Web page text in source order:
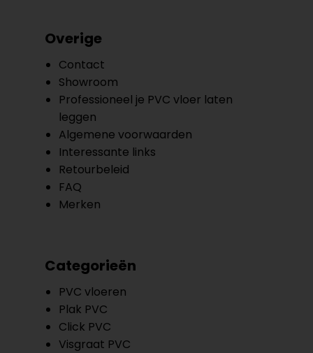
Overige
Contact
Showroom
Professioneel je PVC vloer laten
leggen
Algemene voorwaarden
Interessante links
Retourbeleid
FAQ
Merken
Categorieën
PVC vloeren
Plak PVC
Click PVC
Visgraat PVC